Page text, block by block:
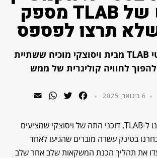
החדש של TLAB מספק
תרצו לפספס
מותג הבאבל טי TLAB מבית ויסוצקי מוכיח ששתיית
לחוויה קולינרית של ממש
6 בינואר, 2025 Facebook
Twitter
WhatsApp
בקמפיין החדש שלנו ל-TLAB, דוכני התה של ויסוצקי שמציעים
בטינק עשרה מוברים שהגיעו לאחד
את תהליך הכנת המשקאות שלב אחר שלב